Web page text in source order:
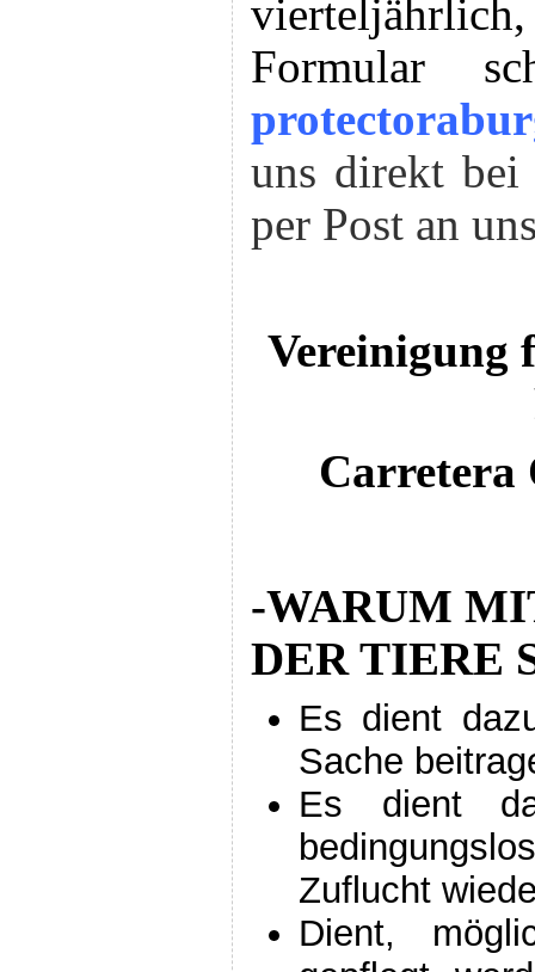
Formular
uns direkt bei
per Post an
Vereinigung
Carretera
-WARUM
DER TIERE
Es dient
Sache
Es dient
Zuflucht
Dient,